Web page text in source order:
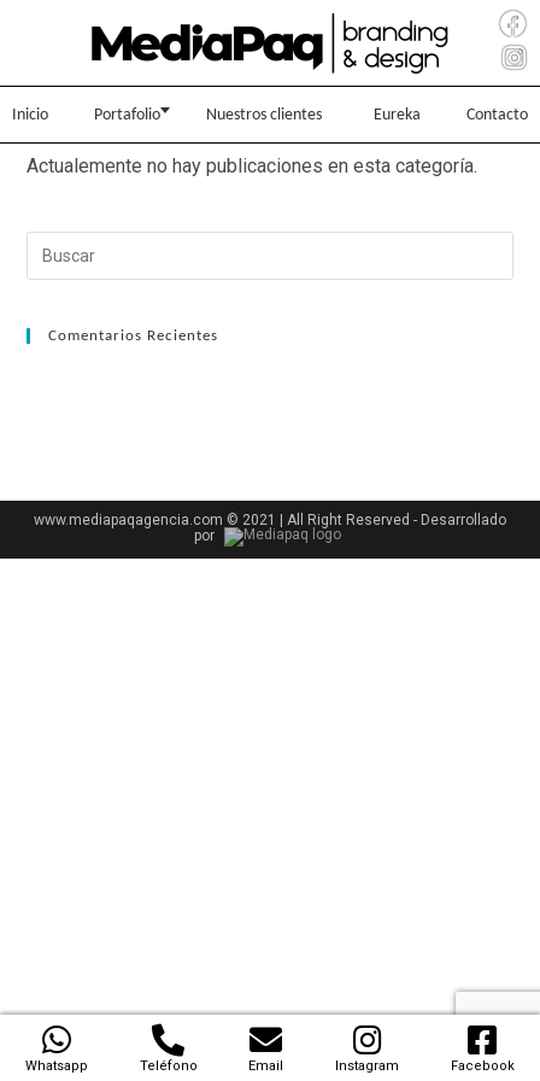
Inicio Portafolio Nuestros clientes Eureka Contacto
Actualemente no hay publicaciones en esta categoría.
Comentarios Recientes
www.mediapaqagencia.com © 2021 | All Right Reserved - Desarrollado
por
Whatsapp Teléfono Email Instagram Facebook